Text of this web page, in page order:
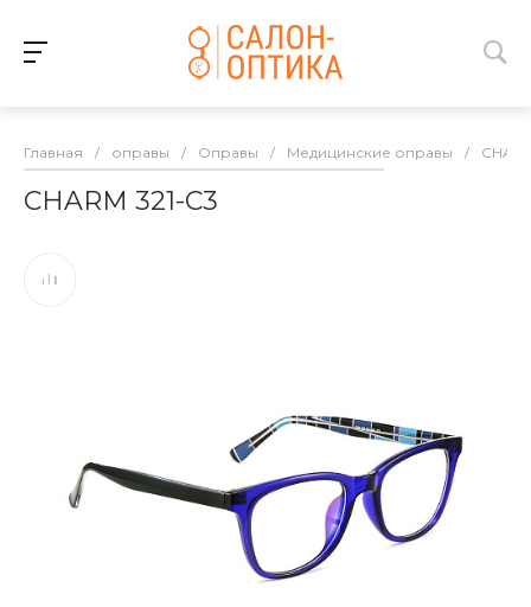
Главная / оправы / Оправы / Медицинские оправы /
CHARM 321-C3